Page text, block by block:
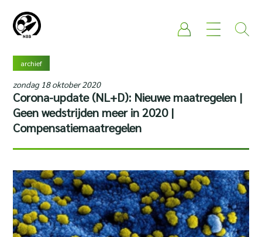
archief
zondag 18 oktober 2020
Corona-update (NL+D): Nieuwe maatregelen |
Geen wedstrijden meer in 2020 |
Compensatiemaatregelen